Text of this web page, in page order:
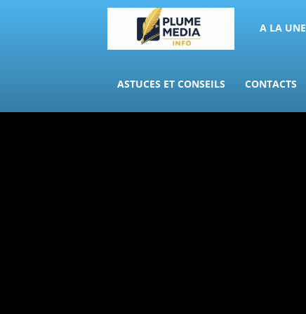
PLUME
MEDIA
A LA UNE
ASTUCES ET CONSEILS CONTACTS